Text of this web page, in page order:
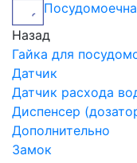
Назад
Гайка для
Датчик
Датчик расхода
Диспенсер
Дополнительно
Замок